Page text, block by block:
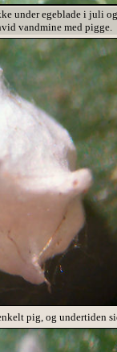
under egeblade i juli
vandmine med pigge.
pig, og undertiden